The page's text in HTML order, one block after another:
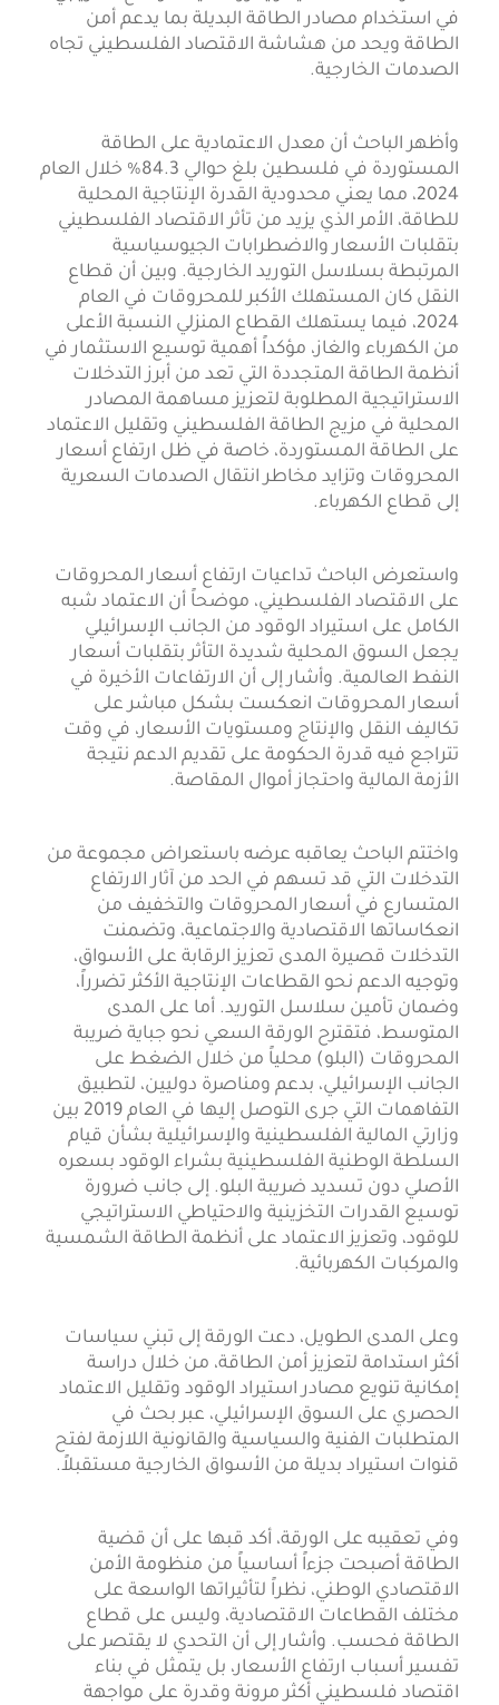
في استخدام مصادر الطاقة البديلة بما يدعم أمن
الطاقة ويحد من هشاشة الاقتصاد الفلسطيني تجاه
الصدمات الخارجية.
وأظهر الباحث أن معدل الاعتمادية على الطاقة
المستوردة في فلسطين بلغ حوالي 84.3% خلال العام
2024، مما يعني محدودية القدرة الإنتاجية المحلية
للطاقة، الأمر الذي يزيد من تأثر الاقتصاد الفلسطيني
بتقلبات الأسعار والاضطرابات الجيوسياسية
المرتبطة بسلاسل التوريد الخارجية. وبين أن قطاع
النقل كان المستهلك الأكبر للمحروقات في العام
2024، فيما يستهلك القطاع المنزلي النسبة الأعلى
من الكهرباء والغاز، مؤكداً أهمية توسيع الاستثمار في
أنظمة الطاقة المتجددة التي تعد من أبرز التدخلات
الاستراتيجية المطلوبة لتعزيز مساهمة المصادر
المحلية في مزيج الطاقة الفلسطيني وتقليل الاعتماد
على الطاقة المستوردة، خاصة في ظل ارتفاع أسعار
المحروقات وتزايد مخاطر انتقال الصدمات السعرية
إلى قطاع الكهرباء.
واستعرض الباحث تداعيات ارتفاع أسعار المحروقات
على الاقتصاد الفلسطيني، موضحاً أن الاعتماد شبه
الكامل على استيراد الوقود من الجانب الإسرائيلي
يجعل السوق المحلية شديدة التأثر بتقلبات أسعار
النفط العالمية. وأشار إلى أن الارتفاعات الأخيرة في
أسعار المحروقات انعكست بشكل مباشر على
تكاليف النقل والإنتاج ومستويات الأسعار، في وقت
تتراجع فيه قدرة الحكومة على تقديم الدعم نتيجة
الأزمة المالية واحتجاز أموال المقاصة.
واختتم الباحث يعاقبه عرضه باستعراض مجموعة من
التدخلات التي قد تسهم في الحد من آثار الارتفاع
المتسارع في أسعار المحروقات والتخفيف من
انعكاساتها الاقتصادية والاجتماعية، وتضمنت
التدخلات قصيرة المدى تعزيز الرقابة على الأسواق،
وتوجيه الدعم نحو القطاعات الإنتاجية الأكثر تضرراً،
وضمان تأمين سلاسل التوريد. أما على المدى
المتوسط، فتقترح الورقة السعي نحو جباية ضريبة
المحروقات (البلو) محلياً من خلال الضغط على
الجانب الإسرائيلي، بدعم ومناصرة دوليين، لتطبيق
التفاهمات التي جرى التوصل إليها في العام 2019 بين
وزارتي المالية الفلسطينية والإسرائيلية بشأن قيام
السلطة الوطنية الفلسطينية بشراء الوقود بسعره
الأصلي دون تسديد ضريبة البلو. إلى جانب ضرورة
توسيع القدرات التخزينية والاحتياطي الاستراتيجي
للوقود، وتعزيز الاعتماد على أنظمة الطاقة الشمسية
والمركبات الكهربائية.
وعلى المدى الطويل، دعت الورقة إلى تبني سياسات
أكثر استدامة لتعزيز أمن الطاقة، من خلال دراسة
إمكانية تنويع مصادر استيراد الوقود وتقليل الاعتماد
الحصري على السوق الإسرائيلي، عبر بحث في
المتطلبات الفنية والسياسية والقانونية اللازمة لفتح
قنوات استيراد بديلة من الأسواق الخارجية مستقبلاً.
وفي تعقيبه على الورقة، أكد قبها على أن قضية
الطاقة أصبحت جزءاً أساسياً من منظومة الأمن
الاقتصادي الوطني، نظراً لتأثيراتها الواسعة على
مختلف القطاعات الاقتصادية، وليس على قطاع
الطاقة فحسب. وأشار إلى أن التحدي لا يقتصر على
تفسير أسباب ارتفاع الأسعار، بل يتمثل في بناء
اقتصاد فلسطيني أكثر مرونة وقدرة على مواجهة